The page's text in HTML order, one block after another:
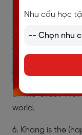
2. Huong is the
3. The Amazon
world.
4. Summer is the
5. The Great Wall
world.
6. Khang is the
Nhu cầu học